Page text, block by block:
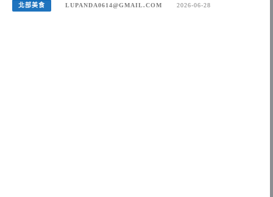
北部美食 LUPANDA0614@GMAIL.COM 2026-06-28